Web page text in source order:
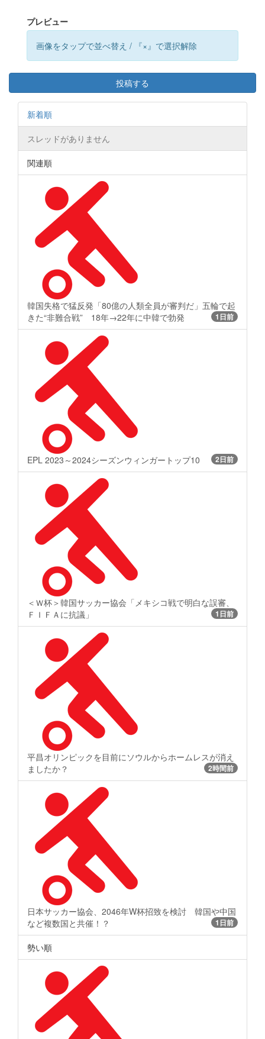
プレビュー
画像をタップで並べ替え / 『×』で選択解除
投稿する
新着順
スレッドがありません
関連順
韓国失格で猛反発「80億の人類全員が審判だ」五輪で起
きた“非難合戦” 18年→22年に中韓で勃発
1日前
EPL 2023～2024シーズンウィンガートップ10 2日前
＜Ｗ杯＞韓国サッカー協会「メキシコ戦で明白な誤審、
ＦＩＦＡに抗議」
1日前
平昌オリンピックを目前にソウルからホームレスが消え
ましたか？
2時間前
日本サッカー協会、2046年W杯招致を検討 韓国や中国
など複数国と共催！？
1日前
勢い順